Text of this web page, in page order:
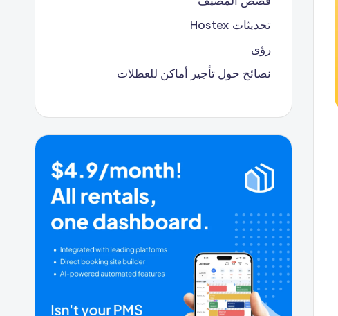
تحديثات Hostex
رؤى
نصائح حول تأجير أماكن للعطلات